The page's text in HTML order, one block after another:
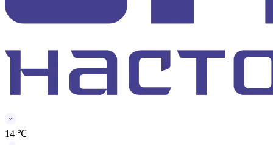
14 ℃